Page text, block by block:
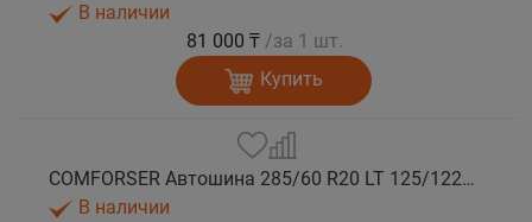
В наличии
81 000 ₸ /за 1 шт.
Купить
COMFORSER Автошина 285/60 R20 LT 125/122S CF1100 10PR RWL лето
В наличии